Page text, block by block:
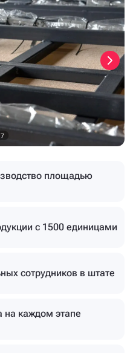
7
площадью
с 1500 единицами
сотрудников в штате
на каждом этапе